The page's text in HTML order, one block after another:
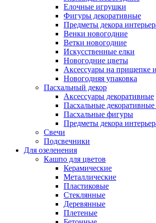
Елочные игрушки
Фигуры декоративные
Предметы декора
Венки новогодние
Ветки новогодние
Искусственные елки
Новогодние цветы
Аксессуары на прищепке
Новогодняя упаковка
Пасхальный декор
Аксессуары декоративные
Пасхальные декоративные
Пасхальные фигуры
Предметы декора
Свечи
Подсвечники
Для озеленения
Кашпо для цветов
Керамические
Металлические
Пластиковые
Стеклянные
Деревянные
Плетеные